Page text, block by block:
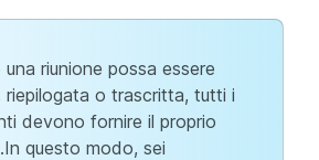
una riunione possa essere
riepilogata o trascritta, tutti i
devono fornire il proprio
questo modo, sei